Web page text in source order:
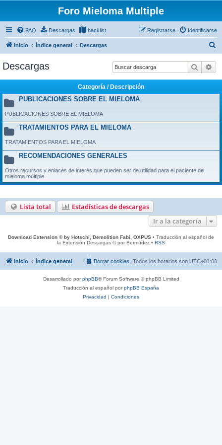
Foro Mieloma Multiple
FAQ Descargas hacklist Identificarse
Registrarse
Inicio Índice general Descargas
c
Descargas Buscar
Categoría / Descripción
PUBLICACIONES SOBRE EL MIELOMA
PUBLICACIONES SOBRE EL MIELOMA
TRATAMIENTOS PARA EL MIELOMA
TRATAMIENTOS PARA EL MIELOMA
RECOMENDACIONES GENERALES
Otros recursos y enlaces de interés que pueden ser de utilidad para el paciente de
mieloma múltiple
Lista total
Estadísticas de descargas
Ir a la categoría
Download Extension © by Hotschi, Demolition Fabi, OXPUS • Traducción al español de
la Extensión Descargas © por Bermúdez • RSS
Inicio Índice general Todos los horarios son UTC+01:00
Borrar cookies
Desarrollado porphpBB® Forum Software © phpBB Limited
Traducción al español porphpBB España
Privacidad | Condiciones